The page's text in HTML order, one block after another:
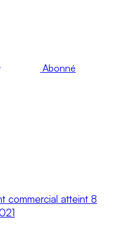
Abonné
commercial atteint 8